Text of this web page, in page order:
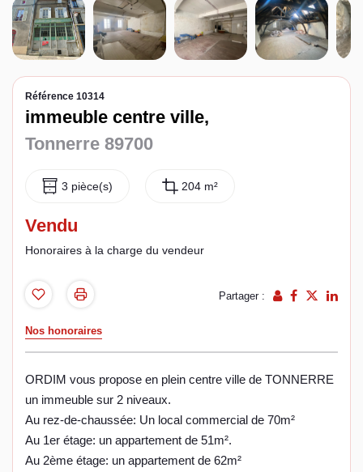
Espace client
Référence 10314
immeuble centre ville,
Tonnerre 89700
3 pièce(s) 204 m²
Vendu
Honoraires à la charge du vendeur
Partager :
Nos honoraires
ORDIM vous propose en plein centre ville de TONNERRE
un immeuble sur 2 niveaux.
Au rez-de-chaussée: Un local commercial de 70m²
Au 1er étage: un appartement de 51m².
Au 2ème étage: un appartement de 62m²